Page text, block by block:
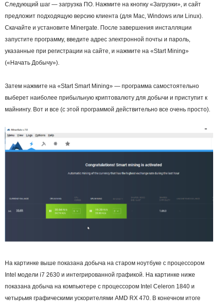
Следующий шаг — загрузка ПО. Нажмите на кнопку «Загрузки», и сайт
предложит подходящую версию клиента (для Mac, Windows или Linux).
Скачайте и установите Minergate. После завершения инсталляции
запустите программу, введите адрес электронной почты и пароль,
указанные при регистрации на сайте, и нажмите на «Start Mining»
(«Начать Добычу»).
Затем нажмите на «Start Smart Mining» — программа самостоятельно
выберет наиболее прибыльную криптовалюту для добычи и приступит к
майнингу. Вот и все (с этой программой действительно все очень просто).
На картинке выше показана добыча на старом ноутбуке с процессором
Intel модели i7 2630 и интегрированной графикой. На картинке ниже
показана добыча на компьютере с процессором Intel Celeron 1840 и
четырьмя графическими ускорителями AMD RX 470. В конечном итоге